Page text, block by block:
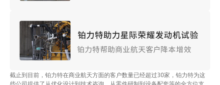
截止到目前，铂力特在商业航天方面的客户数量已经超过30家，铂力特为这